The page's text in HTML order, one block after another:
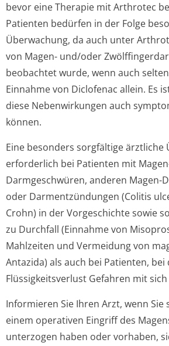
bevor eine Therapie mit Arthrotec
Patienten bedürfen in der Folge
Überwachung, da auch unter
von Magen- und/oder
beobachtet wurde, wenn auch
Einnahme von Diclofenac allein. Es
diese Nebenwirkungen auch
können.
Eine besonders sorgfältige ärztliche
erforderlich bei Patienten mit
Darmgeschwüren, anderen Magen-
oder Darmentzündungen (Colitis
Crohn) in der Vorgeschichte sowie
zu Durchfall (Einnahme von
Mahlzeiten und Vermeidung von
Antazida) als auch bei Patienten, bei
Flüssigkeitsverlust Gefahren mit
Informieren Sie Ihren Arzt, wenn Sie
einem operativen Eingriff des
unterzogen haben oder vorhaben,